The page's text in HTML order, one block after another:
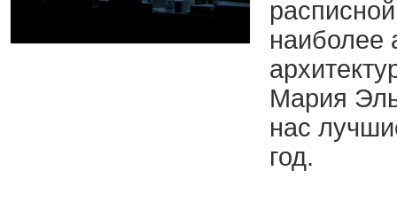
наиболее
Мария
нас
год.